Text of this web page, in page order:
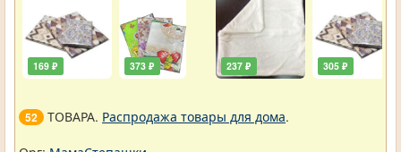
169 ₽ 373 ₽ 237 ₽ 305 ₽
52 ТОВАРА. Распродажа товары для дома.